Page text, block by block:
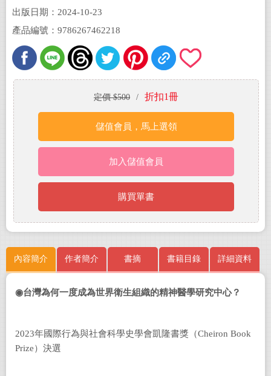
出版日期：2024-10-23
產品編號：9786267462218
定價 $500 / 折扣1冊
儲值會員，馬上選領
加入儲值會員
購買單書
內容簡介 作者簡介 書摘 書籍目錄 詳細資料
◉台灣為何一度成為世界衛生組織的精神醫學研究中心？
2023年國際行為與社會科學史學會凱隆書獎（Cheiron Book
Prize）決選